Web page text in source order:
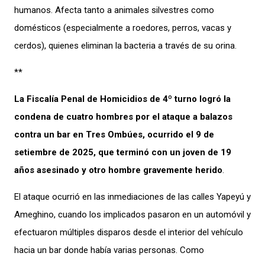
humanos. Afecta tanto a animales silvestres como
domésticos (especialmente a roedores, perros, vacas y
cerdos), quienes eliminan la bacteria a través de su orina.
**
La Fiscalía Penal de Homicidios de 4º turno logró la
condena de cuatro hombres por el ataque a balazos
contra un bar en Tres Ombúes, ocurrido el 9 de
setiembre de 2025, que terminó con un joven de 19
años asesinado y otro hombre gravemente herido.
El ataque ocurrió en las inmediaciones de las calles Yapeyú y
Ameghino, cuando los implicados pasaron en un automóvil y
efectuaron múltiples disparos desde el interior del vehículo
hacia un bar donde había varias personas. Como